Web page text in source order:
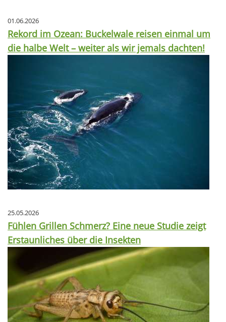
01.06.2026
Rekord im Ozean: Buckelwale reisen einmal um
die halbe Welt – weiter als wir jemals dachten!
25.05.2026
Fühlen Grillen Schmerz? Eine neue Studie zeigt
Erstaunliches über die Insekten